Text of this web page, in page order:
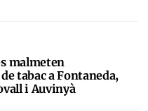
malmeten
tabac a Fontaneda,
i Auvinyà